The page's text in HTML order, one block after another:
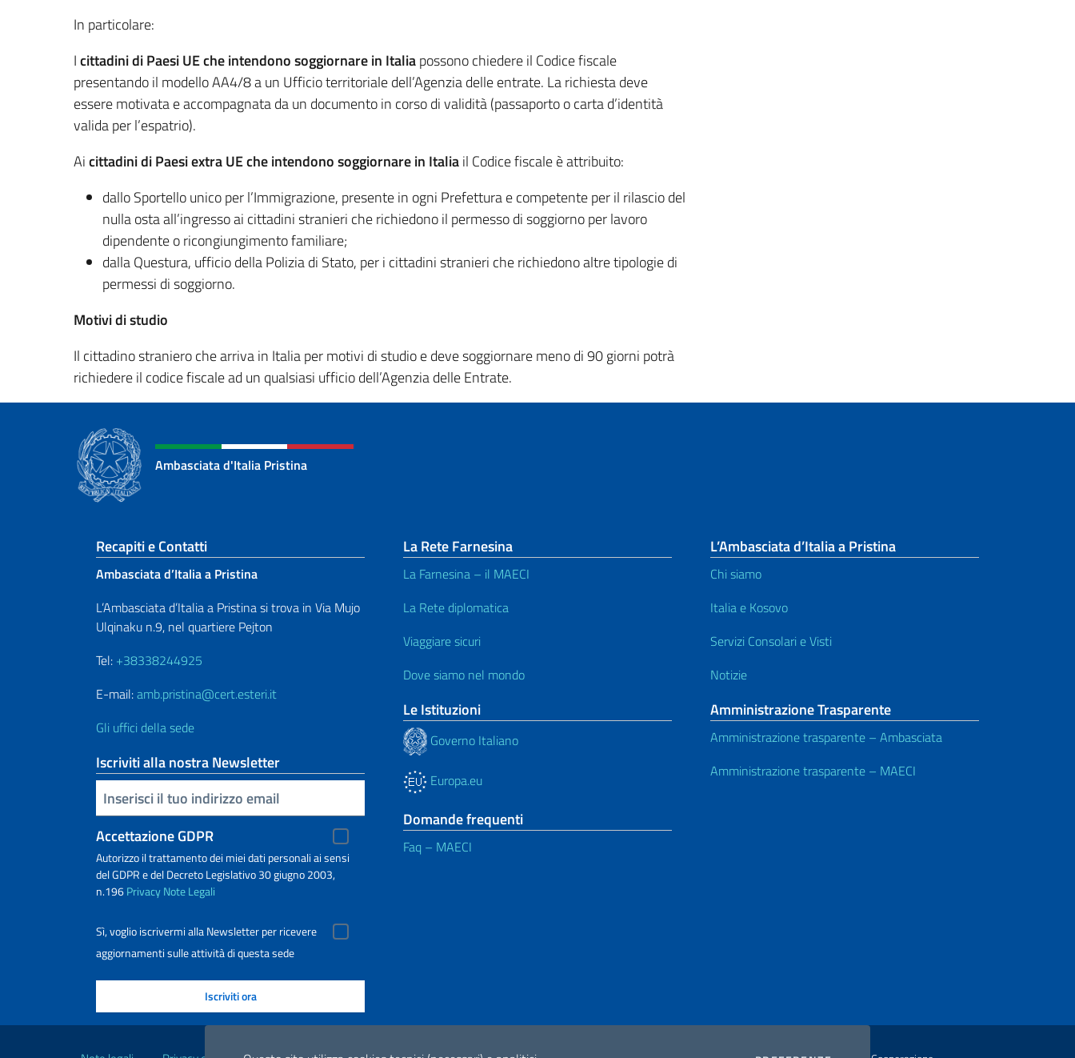
In particolare:
Icittadini di Paesi UE che intendono soggiornare in Italiapossono chiedere il Codice fiscale
presentando il modello AA4/8 a un Ufficio territoriale dell’Agenzia delle entrate. La richiesta deve
essere motivata e accompagnata da un documento in corso di validità (passaporto o carta d’identità
valida per l’espatrio).
Aicittadini di Paesi extra UE che intendono soggiornare in Italiail Codice fiscale è attribuito:
dallo Sportello unico per l’Immigrazione, presente in ogni Prefettura e competente per il rilascio del
nulla osta all’ingresso ai cittadini stranieri che richiedono il permesso di soggiorno per lavoro
dipendente o ricongiungimento familiare;
dalla Questura, ufficio della Polizia di Stato, per i cittadini stranieri che richiedono altre tipologie di
permessi di soggiorno.
Motivi di studio
Il cittadino straniero che arriva in Italia per motivi di studio e deve soggiornare meno di 90 giorni potrà
richiedere il codice fiscale ad un qualsiasi ufficio dell’Agenzia delle Entrate.
Ambasciata d'Italia Pristina
Sezione footer
Recapiti e Contatti
Ambasciata d’Italia a Pristina
L’Ambasciata d’Italia a Pristina si trova in Via Mujo
Ulqinaku n.9, nel quartiere Pejton
Tel: +38338244925
E-mail:amb.pristina@cert.esteri.it
Gli uffici della sede
Iscriviti alla nostra Newsletter
Inserisci la tua email
Accettazione GDPR
Autorizzo il trattamento dei miei dati personali ai sensi
del GDPR e del Decreto Legislativo 30 giugno 2003,
n.196PrivacyNote Legali
Sì, voglio iscrivermi alla Newsletter per ricevere
aggiornamenti sulle attività di questa sede
La Rete Farnesina
La Farnesina – il MAECI
La Rete diplomatica
Viaggiare sicuri
Dove siamo nel mondo
Le Istituzioni
Governo Italiano
Europa.eu
Domande frequenti
Faq – MAECI
L’Ambasciata d’Italia a Pristina
Chi siamo
Italia e Kosovo
Servizi Consolari e Visti
Notizie
Amministrazione Trasparente
Amministrazione trasparente – Ambasciata
Amministrazione trasparente – MAECI